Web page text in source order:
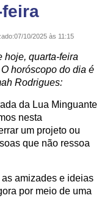
07/10/2025 às 11:15
hoje, quarta-feira
horóscopo do dia é
Rodrigues:
da Lua Minguante
nesta
um projeto ou
que não ressoa
amizades e ideias
por meio de uma